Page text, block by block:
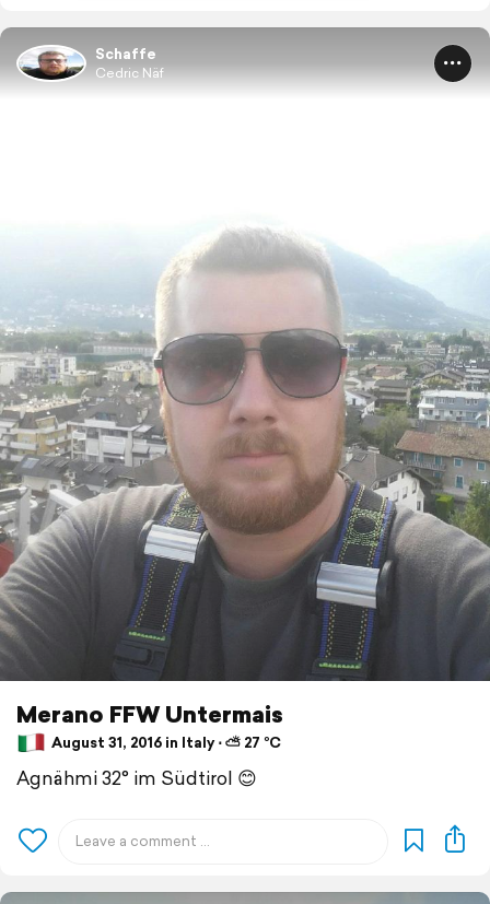
Schaffe
Cedric Näf
Merano FFW Untermais
August 31, 2016 in Italy ⋅ ⛅ 27 °C
Agnähmi 32° im Südtirol 😊